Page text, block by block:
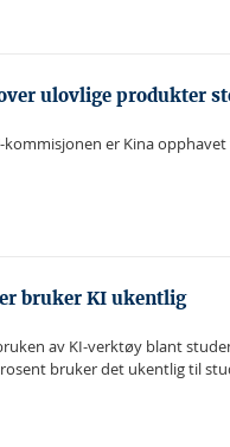
ulovlige produkter
kommisjonen er Kina
bruker KI ukentlig
av KI-verktøy blant
bruker det ukentlig til